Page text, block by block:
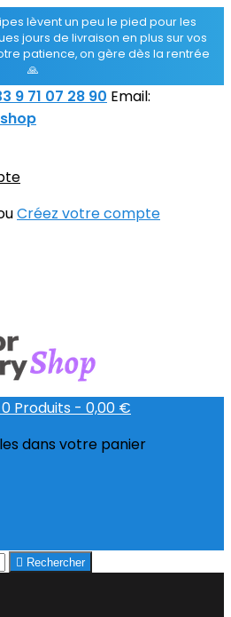
lèvent un peu le pied pour les
jours de livraison en plus sur vos
patience, on gère dès la rentrée
🙏
9 71 07 28 90 Email:
Créez votre compte
0 Produits - 0,00 €
dans votre panier
 Rechercher